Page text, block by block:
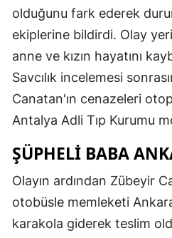
olduğunu fark ederek
ekiplerine bildirdi. Olay
anne ve kızın hayatını
Savcılık incelemesi
Canatan'ın cenazeleri
Antalya Adli Tıp Kurumu
ŞÜPHELI BABA
Olayın ardından Zübeyir
otobüsle memleketi
karakola giderek teslim